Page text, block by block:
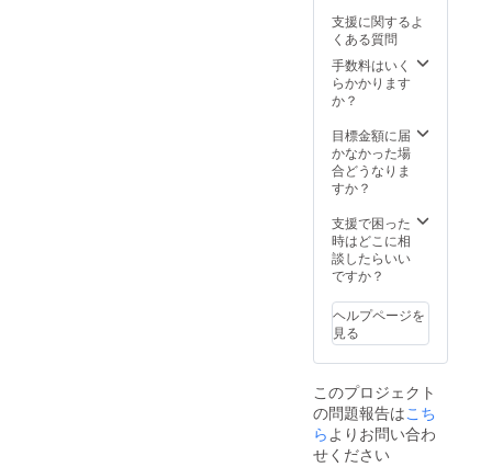
支援に関するよ
くある質問
手数料はいく
らかかります
か？
目標金額に届
かなかった場
合どうなりま
すか？
支援で困った
時はどこに相
談したらいい
ですか？
ヘルプページを
見る
このプロジェクト
の問題報告はこち
らよりお問い合わ
せください